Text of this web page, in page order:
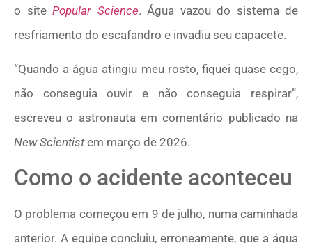
o site Popular Science. Água vazou do sistema de
resfriamento do escafandro e invadiu seu capacete.
“Quando a água atingiu meu rosto, fiquei quase cego,
não conseguia ouvir e não conseguia respirar”,
escreveu o astronauta em comentário publicado na
New Scientistem março de 2026.
Como o acidente aconteceu
O problema começou em 9 de julho, numa caminhada
anterior. A equipe concluiu, erroneamente, que a água